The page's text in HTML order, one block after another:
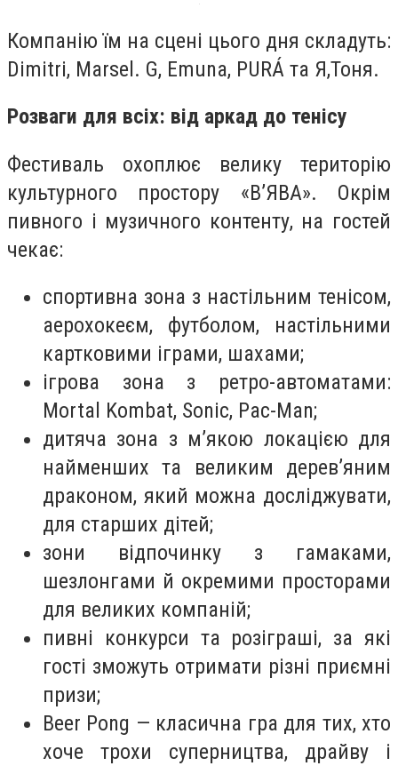
Компанію їм на сцені цього дня складуть:
Dimitri, Marsel. G, Emuna, PURÁ та Я,Тоня.
Розваги для всіх: від аркад до тенісу
Фестиваль охоплює велику територію
культурного простору «В’ЯВА». Окрім
пивного і музичного контенту, на гостей
чекає:
спортивна зона з настільним тенісом,
аерохокеєм, футболом, настільними
картковими іграми, шахами;
ігрова зона з ретро-автоматами:
Mortal Kombat, Sonic, Pac-Man;
дитяча зона з м’якою локацією для
найменших та великим деревʼяним
драконом, який можна досліджувати,
для старших дітей;
зони відпочинку з гамаками,
шезлонгами й окремими просторами
для великих компаній;
пивні конкурси та розіграші, за які
гості зможуть отримати різні приємні
призи;
Beer Pong — класична гра для тих, хто
хоче трохи суперництва, драйву і